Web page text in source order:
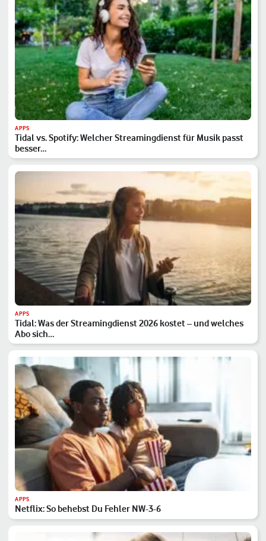
APPS
Tidal vs. Spotify: Welcher Streamingdienst für Musik passt
besser…
APPS
Tidal: Was der Streamingdienst 2026 kostet – und welches
Abo sich…
APPS
Netflix: So behebst Du Fehler NW-3-6